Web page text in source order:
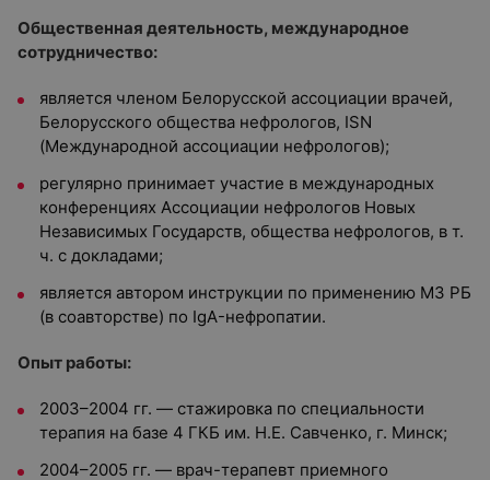
Общественная деятельность, международное
сотрудничество:
является членом Белорусской ассоциации врачей,
Белорусского общества нефрологов, ISN
(Международной ассоциации нефрологов);
регулярно принимает участие в международных
конференциях Ассоциации нефрологов Новых
Независимых Государств, общества нефрологов, в т.
ч. с докладами;
является автором инструкции по применению МЗ РБ
(в соавторстве) по IgA-нефропатии.
Опыт работы:
2003–2004 гг. — стажировка по специальности
терапия на базе 4 ГКБ им. Н.Е. Савченко, г. Минск;
2004–2005 гг. — врач-терапевт приемного